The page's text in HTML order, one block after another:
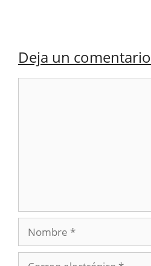
Deja un comentario
Nombre